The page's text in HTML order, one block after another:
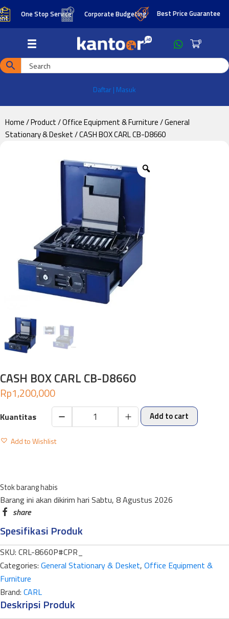
Skip
to
content
Skip
to
One Stop Service Corporate Budgeting Best Price Guarantee
0
Daftar | Masuk
Home/Product/Office Equipment & Furniture/General
Stationary & Desket/ CASH BOX CARL CB-D8660
CASH BOX CARL CB-D8660
Stok barang habis
Rp1,200,000
CASH
BOX
quantity
Add to cart
Add to Wishlist
Barang ini akan dikirim hari Sabtu, 8 Agustus 2026
Spesifikasi Produk
SKU: CRL-8660P#CPR_
Categories: General Stationary & Desket, Office Equipment &
Furniture
Brand: CARL
Deskripsi Produk